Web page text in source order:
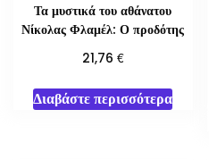
Τα μυστικά του αθάνατου
Νίκολας Φλαμέλ: Ο προδότης
21,76 €
Διαβάστε περισσότερα